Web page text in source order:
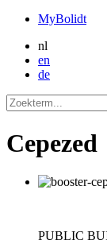
MyBolidt
nl
en
de
Cepezed
PUBLIC